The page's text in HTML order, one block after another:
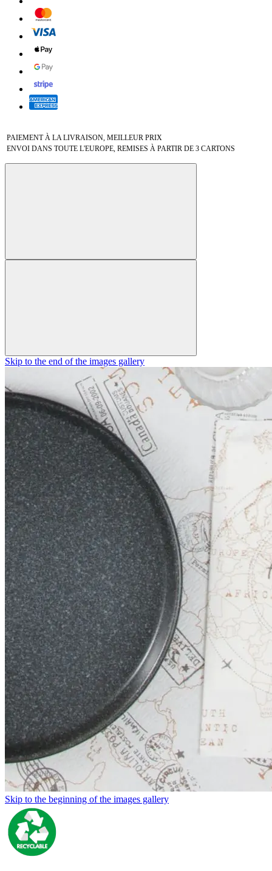
PAIEMENT À LA LIVRAISON, MEILLEUR PRIX
ENVOI DANS TOUTE L'EUROPE, REMISES À PARTIR DE 3 CARTONS
Skip to the end of the images gallery
Skip to the beginning of the images gallery